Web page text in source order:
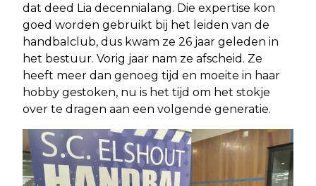
dat deed Lia decennialang. Die expertise kon
goed worden gebruikt bij het leiden van de
handbalclub, dus kwam ze 26 jaar geleden in
het bestuur. Vorig jaar nam ze afscheid. Ze
heeft meer dan genoeg tijd en moeite in haar
hobby gestoken, nu is het tijd om het stokje
over te dragen aan een volgende generatie.